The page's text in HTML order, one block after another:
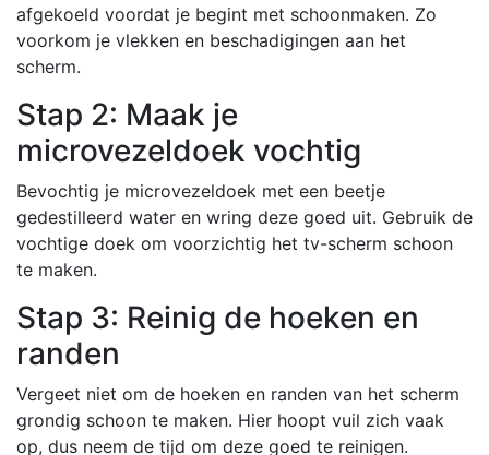
afgekoeld voordat je begint met schoonmaken. Zo
voorkom je vlekken en beschadigingen aan het
scherm.
Stap 2: Maak je
microvezeldoek vochtig
Bevochtig je microvezeldoek met een beetje
gedestilleerd water en wring deze goed uit. Gebruik de
vochtige doek om voorzichtig het tv-scherm schoon
te maken.
Stap 3: Reinig de hoeken en
randen
Vergeet niet om de hoeken en randen van het scherm
grondig schoon te maken. Hier hoopt vuil zich vaak
op, dus neem de tijd om deze goed te reinigen.